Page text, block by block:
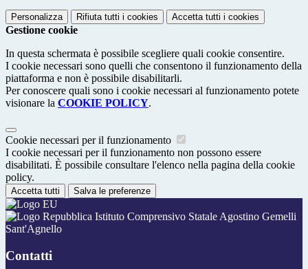
Personalizza Rifiuta tutti i cookies Accetta tutti i cookies
Gestione cookie
In questa schermata è possibile scegliere quali cookie consentire.
I cookie necessari sono quelli che consentono il funzionamento della
piattaforma e non è possibile disabilitarli.
Per conoscere quali sono i cookie necessari al funzionamento potete
visionare la COOKIE POLICY.
Cookie necessari per il funzionamento
I cookie necessari per il funzionamento non possono essere
disabilitati. È possibile consultare l'elenco nella pagina della cookie
policy.
Accetta tutti Salva le preferenze
Istituto Comprensivo Statale Agostino Gemelli
Sant'Agnello
Contatti